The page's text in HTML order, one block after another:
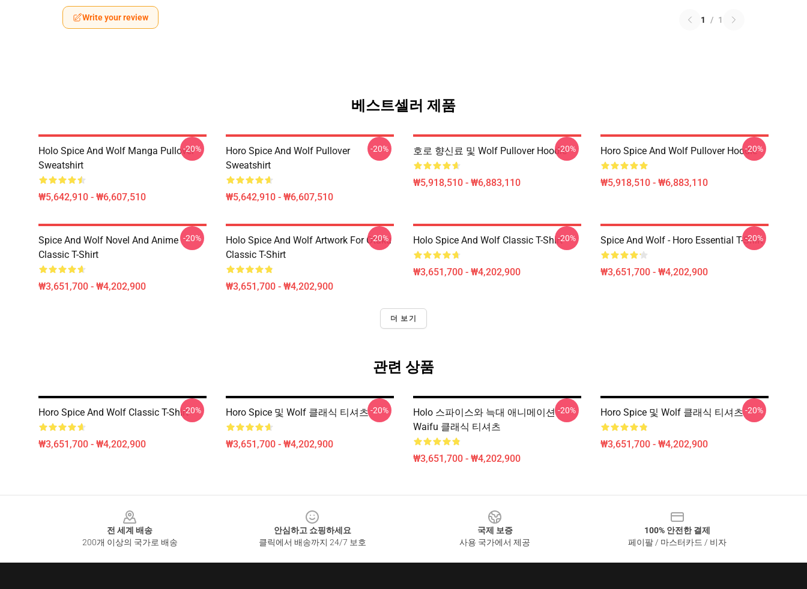
Write your review 1 / 1
베스트셀러 제품
Holo Spice And Wolf Manga Pullover
Sweatshirt
₩5,642,910 - ₩6,607,510
-20%
Horo Spice And Wolf Pullover
Sweatshirt
₩5,642,910 - ₩6,607,510
-20% 호로 향신료 및 Wolf Pullover Hoodie
₩5,918,510 - ₩6,883,110
-20% Horo Spice And Wolf Pullover Hoodie
₩5,918,510 - ₩6,883,110
-20%
Spice And Wolf Novel And Anime
Classic T-Shirt
₩3,651,700 - ₩4,202,900
-20%
Holo Spice And Wolf Artwork For Otaku
Classic T-Shirt
₩3,651,700 - ₩4,202,900
-20% Holo Spice And Wolf Classic T-Shirt
₩3,651,700 - ₩4,202,900
-20% Spice And Wolf - Horo Essential T-Shirt
₩3,651,700 - ₩4,202,900
-20%
더 보기
관련 상품
Horo Spice And Wolf Classic T-Shirt
₩3,651,700 - ₩4,202,900
-20% Horo Spice 및 Wolf 클래식 티셔츠
₩3,651,700 - ₩4,202,900
-20%
Holo 스파이스와 늑대 애니메이션
Waifu 클래식 티셔츠
₩3,651,700 - ₩4,202,900
-20% Horo Spice 및 Wolf 클래식 티셔츠
₩3,651,700 - ₩4,202,900
-20%
전 세계 배송
200개 이상의 국가로 배송
안심하고 쇼핑하세요
클릭에서 배송까지 24/7 보호
국제 보증
사용 국가에서 제공
100% 안전한 결제
페이팔 / 마스터카드 / 비자